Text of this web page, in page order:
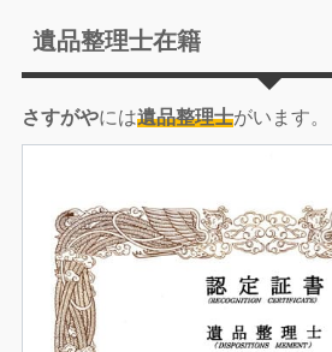
遺品整理士在籍
さすがやには遺品整理士がいます。